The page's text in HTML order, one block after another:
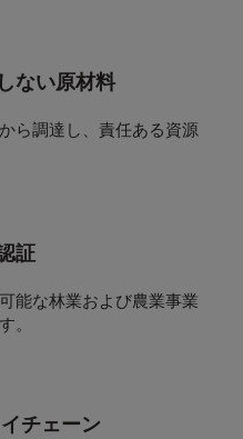
ない原材料
ら調達し、責任ある資源
証
能な林業および農業事業
。
チェーン